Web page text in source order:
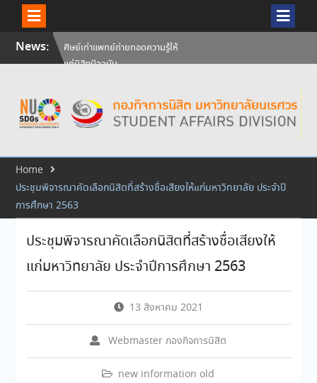
SkipNews:
ศิษย์เก่าแพทย์ถ่ายทอดความรู้ให้
แก่นิสิตปัจจุบัน
กรกฎาคม 2569
สัมภาษณ์นิสิตเพื่อพิจารณาเข้ารับ
ประจำปีการศึกษา 256
Home
ประชุมพิจารณาคัดเลือกนิสิตที่สร้างชื่อเสียงให้แก่มหาวิทยาลัย ประจำปี
การศึกษา 2563
ประชุมพิจารณาคัดเลือกนิสิตที่สร้างชื่อเสียงให้
แก่มหาวิทยาลัย ประจำปีการศึกษา 2563
13 สิงหาคม 2021
Webmaster กองกิจการนิสิต
new information old